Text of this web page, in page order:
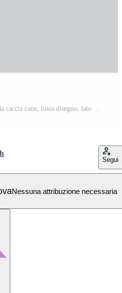
di bavarese montagna cane da caccia cane, linea disegno, lato profilo Visualizza, trasparente Vettore Pro
Segui
Nessuna attribuzione necessaria